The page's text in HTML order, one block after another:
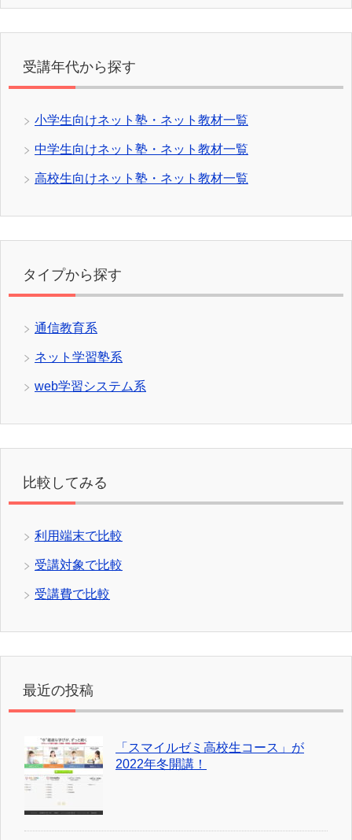
受講年代から探す
小学生向けネット塾・ネット教材一覧
中学生向けネット塾・ネット教材一覧
高校生向けネット塾・ネット教材一覧
タイプから探す
通信教育系
ネット学習塾系
web学習システム系
比較してみる
利用端末で比較
受講対象で比較
受講費で比較
最近の投稿
「スマイルゼミ高校生コース」が
2022年冬開講！